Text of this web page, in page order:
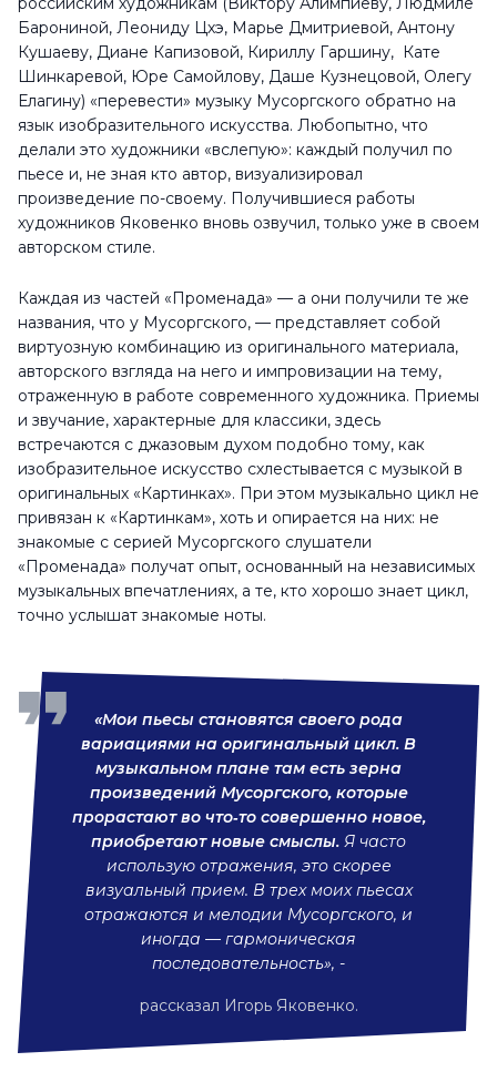
Барониной, Леониду Цхэ, Марье Дмитриевой, Антону
Кушаеву, Диане Капизовой, Кириллу Гаршину, Кате
Шинкаревой, Юре Самойлову, Даше Кузнецовой, Олегу
Елагину) «перевести» музыку Мусоргского обратно на
язык изобразительного искусства. Любопытно, что
делали это художники «вслепую»: каждый получил по
пьесе и, не зная кто автор, визуализировал
произведение по-своему. Получившиеся работы
художников Яковенко вновь озвучил, только уже в своем
авторском стиле.
Каждая из частей «Променада» — а они получили те же
названия, что у Мусоргского, — представляет собой
виртуозную комбинацию из оригинального материала,
авторского взгляда на него и импровизации на тему,
отраженную в работе современного художника. Приемы
и звучание, характерные для классики, здесь
встречаются с джазовым духом подобно тому, как
изобразительное искусство схлестывается с музыкой в
оригинальных «Картинках». При этом музыкально цикл не
привязан к «Картинкам», хоть и опирается на них: не
знакомые с серией Мусоргского слушатели
«Променада» получат опыт, основанный на независимых
музыкальных впечатлениях, а те, кто хорошо знает цикл,
точно услышат знакомые ноты.
«Мои пьесы становятся своего рода
вариациями на оригинальный цикл. В
музыкальном плане там есть зерна
произведений Мусоргского, которые
прорастают во что‐то совершенно новое,
приобретают новые смыслы. Я часто
использую отражения, это скорее
визуальный прием. В трех моих пьесах
отражаются и мелодии Мусоргского, и
иногда — гармоническая
последовательность», -
рассказал Игорь Яковенко.